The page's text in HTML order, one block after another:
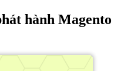
hành Magento